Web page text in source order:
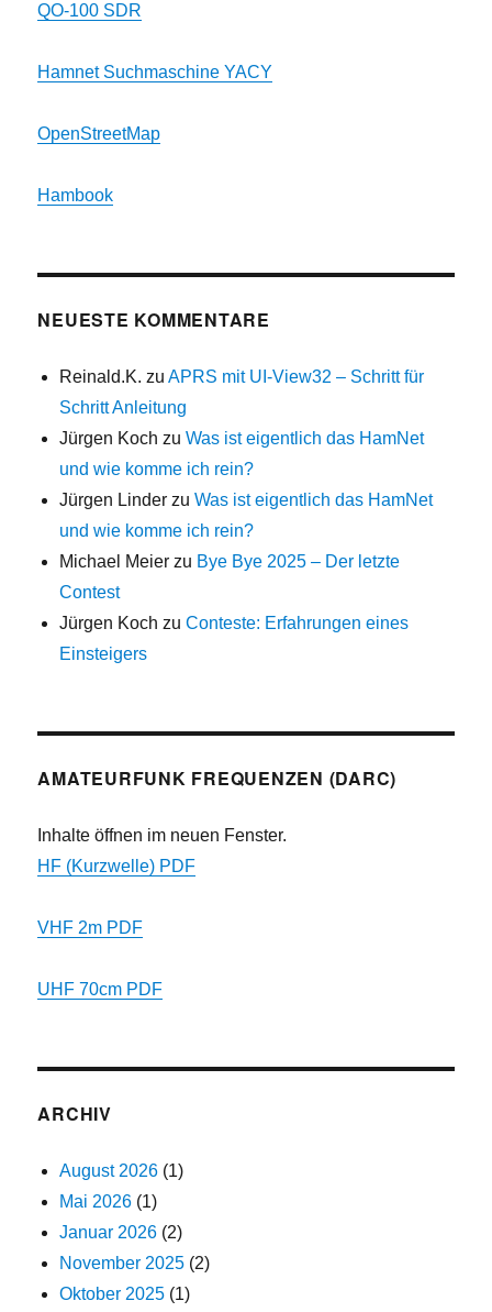
QO-100 SDR
Hamnet Suchmaschine YACY
OpenStreetMap
Hambook
NEUESTE KOMMENTARE
Reinald.K. zuAPRS mit UI-View32 – Schritt für
Schritt Anleitung
Jürgen Koch zuWas ist eigentlich das HamNet
und wie komme ich rein?
Jürgen Linder zuWas ist eigentlich das HamNet
und wie komme ich rein?
Michael Meier zu Bye Bye 2025 – Der letzte
Contest
Jürgen Koch zuConteste: Erfahrungen eines
Einsteigers
AMATEURFUNK FREQUENZEN (DARC)
Inhalte öffnen im neuen Fenster.
HF (Kurzwelle) PDF
VHF 2m PDF
UHF 70cm PDF
ARCHIV
August 2026 (1)
Mai 2026 (1)
Januar 2026 (2)
November 2025 (2)
Oktober 2025 (1)